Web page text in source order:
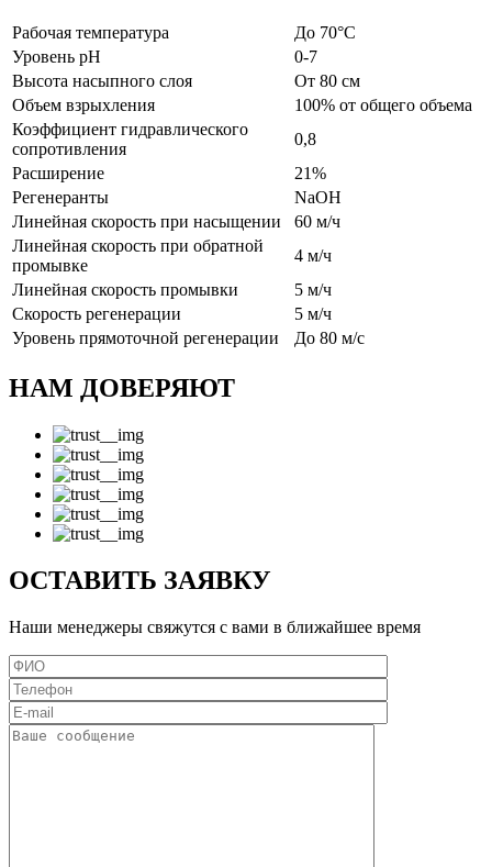
Рабочая температура
До 70°С
Уровень рН
0-7
Высота насыпного слоя
От 80 см
Объем взрыхления
100% от общего объема
Коэффициент гидравлического
сопротивления
0,8
Расширение
21%
Регенеранты
NaOH
Линейная скорость при насыщении
60 м/ч
Линейная скорость при обратной
промывке
4 м/ч
Линейная скорость промывки
5 м/ч
Скорость регенерации
5 м/ч
Уровень прямоточной регенерации
До 80 м/с
НАМ ДОВЕРЯЮТ
ОСТАВИТЬ ЗАЯВКУ
Наши менеджеры свяжутся с вами в ближайшее время